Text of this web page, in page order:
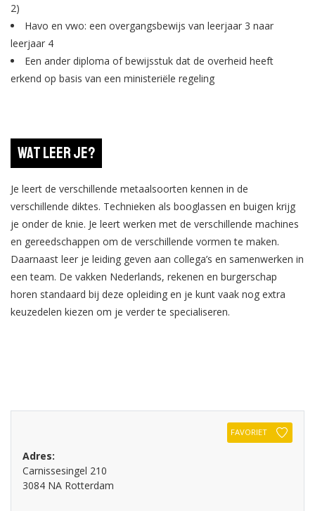
2)
Havo en vwo: een overgangsbewijs van leerjaar 3 naar
leerjaar 4
Een ander diploma of bewijsstuk dat de overheid heeft
erkend op basis van een ministeriële regeling
Wat leer je?
Je leert de verschillende metaalsoorten kennen in de
verschillende diktes. Technieken als booglassen en buigen krijg
je onder de knie. Je leert werken met de verschillende machines
en gereedschappen om de verschillende vormen te maken.
Daarnaast leer je leiding geven aan collega’s en samenwerken in
een team. De vakken Nederlands, rekenen en burgerschap
horen standaard bij deze opleiding en je kunt vaak nog extra
keuzedelen kiezen om je verder te specialiseren.
FAVORIET
Adres:
Carnissesingel 210
3084 NA Rotterdam